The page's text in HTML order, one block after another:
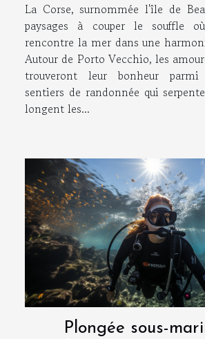
La Corse, surnommée l'île de
paysages à couper le souffle
rencontre la mer dans une
Autour de Porto Vecchio, les
trouveront leur bonheur
sentiers de randonnée qui
longent les...
Plongée sous-